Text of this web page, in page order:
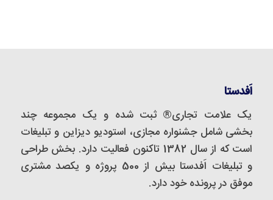
اَفدستا
یک علامت تجاری® ثبت شده و یک مجموعه‌ چند
بخشی شامل جشنواره مجازی، استودیو دیزاین و تبلیغات
است که از سال 1382 تاکنون فعالیت دارد. بخش طراحی
و تبلیغات اَفدستا بیش از 500 پروژه و یکصد مشتری
موفق در پرونده خود دارد.